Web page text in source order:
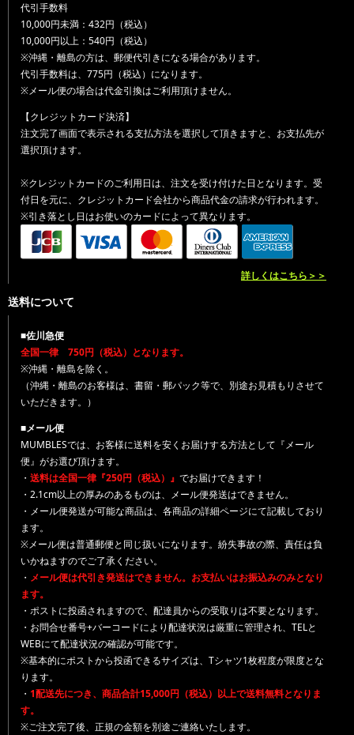
代引手数料
10,000円未満：432円（税込）
10,000円以上：540円（税込）
※沖縄・離島の方は、郵便代引きになる場合があります。
代引手数料は、775円（税込）になります。
※メール便の場合は代金引換はご利用頂けません。
【クレジットカード決済】
注文完了画面で表示される支払方法を選択して頂きますと、お支払先が
選択頂けます。
※クレジットカードのご利用日は、注文を受け付けた日となります。受
付日を元に、クレジットカード会社から商品代金の請求が行われます。
※引き落とし日はお使いのカードによって異なります。
詳しくはこちら＞＞
送料について
■佐川急便
全国一律 750円（税込）となります。
※沖縄・離島を除く。
（沖縄・離島のお客様は、書留・郵パック等で、別途お見積もりさせて
いただきます。）
■メール便
MUMBLESでは、お客様に送料を安くお届けする方法として『メール
便』がお選び頂けます。
・ 送料は全国一律『250円（税込）』 でお届けできます！
・2.1cm以上の厚みのあるものは、メール便発送はできません。
・メール便発送が可能な商品は、各商品の詳細ページにて記載しており
ます。
※メール便は普通郵便と同じ扱いになります。紛失事故の際、責任は負
いかねますのでご了承ください。
・ メール便は代引き発送はできません。お支払いはお振込みのみとなり
ます。
・ポストに投函されますので、配達員からの受取りは不要となります。
・お問合せ番号+バーコードにより配達状況は厳重に管理され、TELと
WEBにて配達状況の確認が可能です。
※基本的にポストから投函できるサイズは、Tシャツ1枚程度が限度とな
ります。
・ 1配送先につき、商品合計15,000円（税込）以上で送料無料となりま
す。
※ご注文完了後、正規の金額を別途ご連絡いたします。